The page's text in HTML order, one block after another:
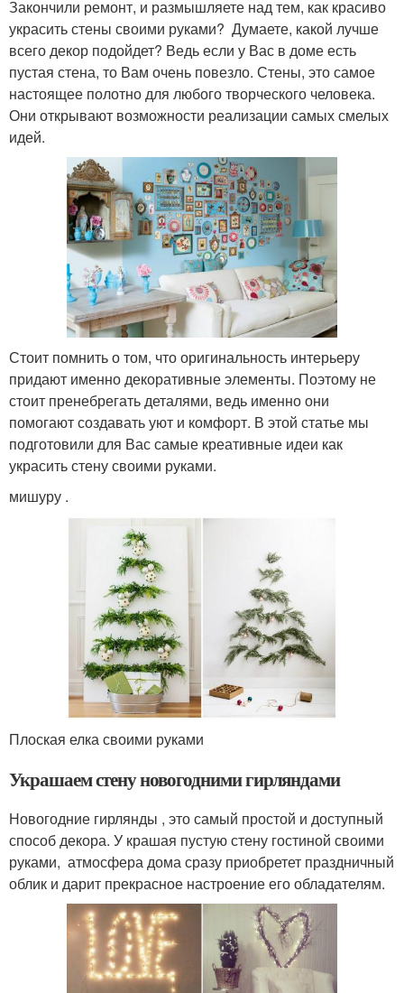
Закончили ремонт, и размышляете над тем, как красиво
украсить стены своими руками? Думаете, какой лучше
всего декор подойдет? Ведь если у Вас в доме есть
пустая стена, то Вам очень повезло. Стены, это самое
настоящее полотно для любого творческого человека.
Они открывают возможности реализации самых смелых
идей.
Стоит помнить о том, что оригинальность интерьеру
придают именно декоративные элементы. Поэтому не
стоит пренебрегать деталями, ведь именно они
помогают создавать уют и комфорт. В этой статье мы
подготовили для Вас самые креативные идеи как
украсить стену своими руками.
мишуру .
Плоская елка своими руками
Украшаем стену новогодними гирляндами
Новогодние гирлянды , это самый простой и доступный
способ декора. У крашая пустую стену гостиной своими
руками, атмосфера дома сразу приобретет праздничный
облик и дарит прекрасное настроение его обладателям.